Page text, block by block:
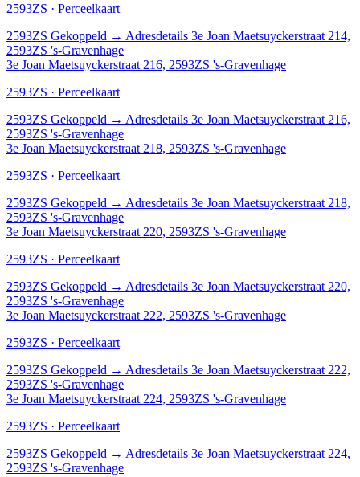
2593ZS · Perceelkaart
2593ZS Gekoppeld → Adresdetails 3e Joan Maetsuyckerstraat 214,
2593ZS 's-Gravenhage
3e Joan Maetsuyckerstraat 216, 2593ZS 's-Gravenhage
2593ZS · Perceelkaart
2593ZS Gekoppeld → Adresdetails 3e Joan Maetsuyckerstraat 216,
2593ZS 's-Gravenhage
3e Joan Maetsuyckerstraat 218, 2593ZS 's-Gravenhage
2593ZS · Perceelkaart
2593ZS Gekoppeld → Adresdetails 3e Joan Maetsuyckerstraat 218,
2593ZS 's-Gravenhage
3e Joan Maetsuyckerstraat 220, 2593ZS 's-Gravenhage
2593ZS · Perceelkaart
2593ZS Gekoppeld → Adresdetails 3e Joan Maetsuyckerstraat 220,
2593ZS 's-Gravenhage
3e Joan Maetsuyckerstraat 222, 2593ZS 's-Gravenhage
2593ZS · Perceelkaart
2593ZS Gekoppeld → Adresdetails 3e Joan Maetsuyckerstraat 222,
2593ZS 's-Gravenhage
3e Joan Maetsuyckerstraat 224, 2593ZS 's-Gravenhage
2593ZS · Perceelkaart
2593ZS Gekoppeld → Adresdetails 3e Joan Maetsuyckerstraat 224,
2593ZS 's-Gravenhage